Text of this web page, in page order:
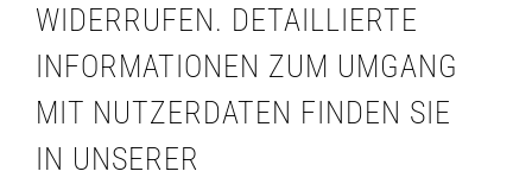
WIDERRUFEN. DETAILLIERTE
INFORMATIONEN ZUM UMGANG
MIT NUTZERDATEN FINDEN SIE
IN UNSERER